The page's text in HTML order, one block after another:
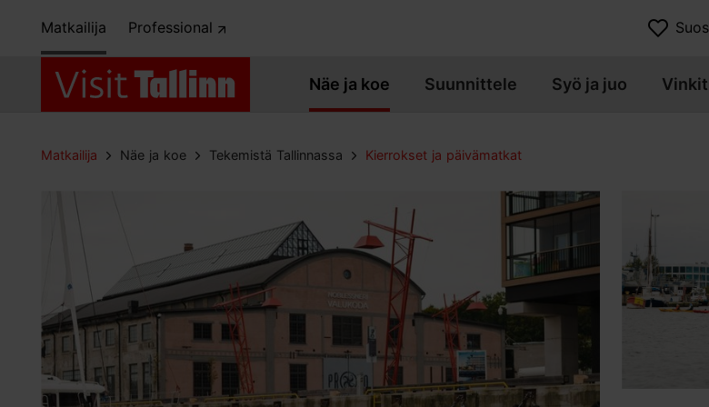
Matkailija Professional
Näe ja koe Suunnittele Syö ja juo
Matkailija Näe ja koe Tekemistä Tallinnassa Kierrokset ja päivämatkat